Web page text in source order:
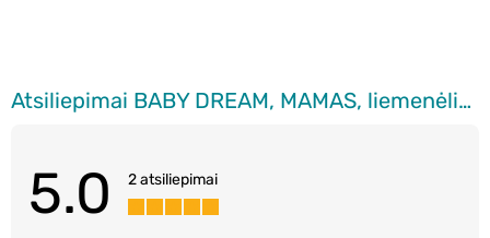
Atsiliepimai BABY DREAM, MAMAS, liemenėlių įklotai, 30 vnt.
5.0 2 atsiliepimai